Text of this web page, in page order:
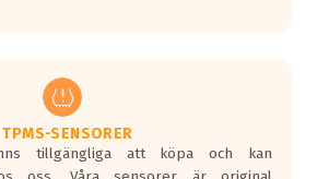
år 2016.
vågor är redan
nya regelverk.
våg kommer vara
TPMS-SENSORER
tillgängliga att köpa och kan